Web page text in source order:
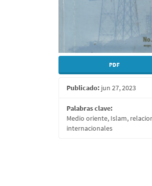
PDF
Publicado: jun 27, 2023
Palabras clave:
Medio oriente, Islam,
internacionales